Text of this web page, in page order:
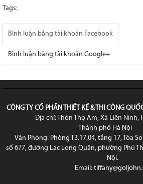
Tags:
Bình luận bằng tài khoản Facebook
Bình luận bằng tài khoản Google+
CÔNG TY CỔ PHẦN THIẾT KẾ & THI CÔNG
Địa chỉ: Thôn Thọ Am, Xã Liên Ninh,
Thành phố Hà Nội
Văn Phòng: Phòng T3.17.04, tầng 17, Tòa
số 677, đường Lạc Long Quân, phường Phú
Nội.
Email: